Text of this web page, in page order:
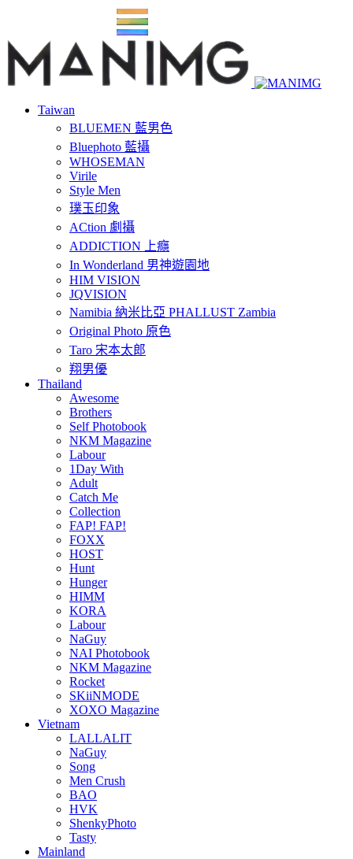
Taiwan
BLUEMEN 藍男色
Bluephoto 藍攝
WHOSEMAN
Virile
Style Men
璞玉印象
ACtion 劇攝
ADDICTION 上癮
In Wonderland 男神遊園地
HIM VISION
JQVISION
Namibia 納米比亞 PHALLUST Zambia
Original Photo 原色
Taro 宋本太郎
翔男優
Thailand
Awesome
Brothers
Self Photobook
NKM Magazine
Labour
1Day With
Adult
Catch Me
Collection
FAP! FAP!
FOXX
HOST
Hunt
Hunger
HIMM
KORA
Labour
NaGuy
NAI Photobook
NKM Magazine
Rocket
SKiiNMODE
XOXO Magazine
Vietnam
LALLALIT
NaGuy
Song
Men Crush
BAO
HVK
ShenkyPhoto
Tasty
Mainland